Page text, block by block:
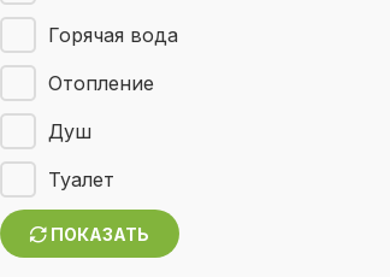
Горячая вода
Отопление
Душ
Туалет
ПОКАЗАТЬ